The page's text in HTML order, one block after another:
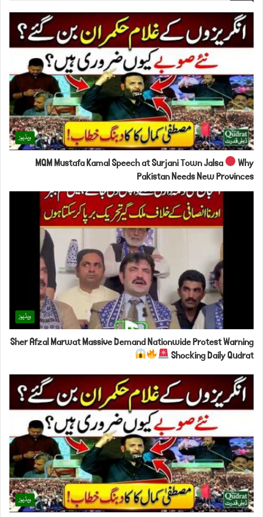
ویڈیوز
MQM Mustafa Kamal Speech at Surjani Town Jalsa
Why
Pakistan Needs New Provinces
ویڈیوز
Sher Afzal Marwat Massive Demand Nationwide Protest Warning
Shocking Daily Qudrat
ویڈیوز